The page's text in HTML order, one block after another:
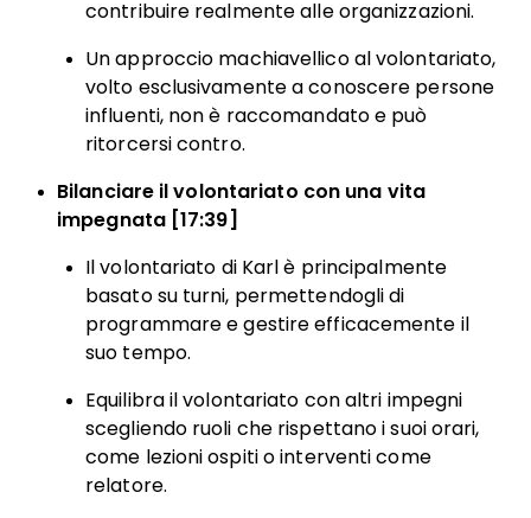
contribuire realmente alle organizzazioni.
Un approccio machiavellico al volontariato,
volto esclusivamente a conoscere persone
influenti, non è raccomandato e può
ritorcersi contro.
Bilanciare il volontariato con una vita
impegnata [17:39]
Il volontariato di Karl è principalmente
basato su turni, permettendogli di
programmare e gestire efficacemente il
suo tempo.
Equilibra il volontariato con altri impegni
scegliendo ruoli che rispettano i suoi orari,
come lezioni ospiti o interventi come
relatore.